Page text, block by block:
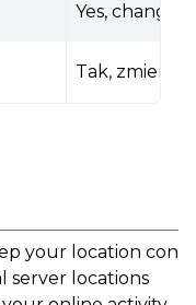
Yes,
Tak, zmienia
your location
server locations